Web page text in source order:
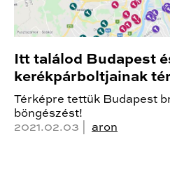
Itt találod Budapest
kerékpárboltjainak
Térképre tettük Budapest
böngészést!
2021.02.03 | aron